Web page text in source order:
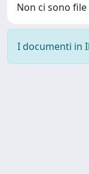
Non ci sono
I documenti in